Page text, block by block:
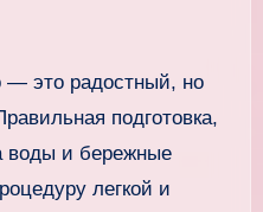
— это радостный, но
подготовка,
воды и бережные
легкой и